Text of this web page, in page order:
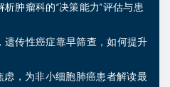
肿瘤科的“决策能力”评估与患
传性癌症靠早筛查，如何提升
，为非小细胞肺癌患者解读最